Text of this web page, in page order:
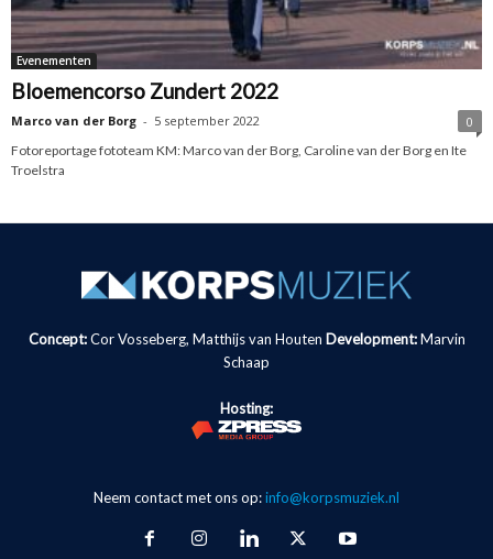
Evenementen
Bloemencorso Zundert 2022
Marco van der Borg - 5 september 2022
0
Fotoreportage fototeam KM: Marco van der Borg, Caroline van der Borg en Ite
Troelstra
Concept:Cor Vosseberg, Matthijs van Houten Development: Marvin
Schaap
Hosting:
Neem contact met ons op:info@korpsmuziek.nl